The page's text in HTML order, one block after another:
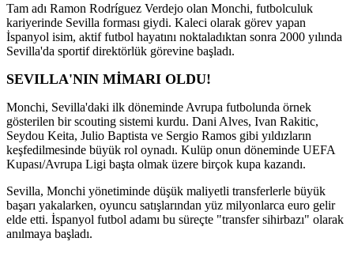
Tam adı Ramon Rodríguez Verdejo olan Monchi, futbolculuk
kariyerinde Sevilla forması giydi. Kaleci olarak görev yapan
İspanyol isim, aktif futbol hayatını noktaladıktan sonra 2000 yılında
Sevilla'da sportif direktörlük görevine başladı.
SEVILLA'NIN MİMARI OLDU!
Monchi, Sevilla'daki ilk döneminde Avrupa futbolunda örnek
gösterilen bir scouting sistemi kurdu. Dani Alves, Ivan Rakitic,
Seydou Keita, Julio Baptista ve Sergio Ramos gibi yıldızların
keşfedilmesinde büyük rol oynadı. Kulüp onun döneminde UEFA
Kupası/Avrupa Ligi başta olmak üzere birçok kupa kazandı.
Sevilla, Monchi yönetiminde düşük maliyetli transferlerle büyük
başarı yakalarken, oyuncu satışlarından yüz milyonlarca euro gelir
elde etti. İspanyol futbol adamı bu süreçte "transfer sihirbazı" olarak
anılmaya başladı.